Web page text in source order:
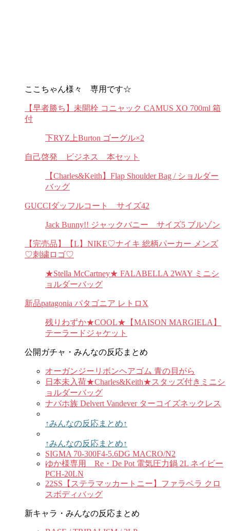
ここちゃん様々 専用です☆
【早者勝ち】未開栓 コニャック CAMUS XO 700ml 箱
付
下RYZ上Burton ゴーグル×2
自己啓発 ビジネス 本セット
【Charles&Keith】Flap Shoulder Bag / ショルダー
バッグ
GUCCIダッフルコート サイズ42
Jack Bunny!! ジャックバニー サイズ5 ブルゾン
【完売品】【L】NIKE♡ナイキ 総柄パーカー メンズ
♡刺繍ロゴ♡
★Stella McCartney★ FALABELLA 2WAY ミニシ
ョルダーバッグ
新品patagonia パタゴニア レトロX
残りわずか★COOL★【MAISON MARGIELA】
テーラードジャケット
公開ガチャ・みんなの反応まとめ
オーガンジーリボンヘアゴム 青の貝がら
日本未入荷★Charles&Keith★スタッズ付きミニシ
ョルダーバッグ
ナバホ族 Delvert Vandever ターコイズネックレス
↑みんなの反応まとめ↑
↑みんなの反応まとめ↑
SIGMA 70-300F4-5.6DG MACRO/N2
ゆか様専用 Re・De Pot 電気圧力鍋 2L ネイビー
PCH-20LN
22SS【ステラマッカートニー】ファラベラ クロ
スボディバッグ
新キャラ・みんなの反応まとめ